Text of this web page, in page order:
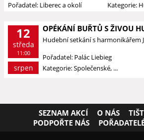
Pořadatel: Liberec a okolí
Kategorie:
12
středa
11:00
srpen
OPÉKÁNÍ BUŘTŮ S ŽIVOU
Hudební setkání s harmonikářem
Pořadatel: Palác Liebieg
Kategorie: Společenské, ...
SEZNAM AKCÍ O NÁS
PODPOŘTE NÁS